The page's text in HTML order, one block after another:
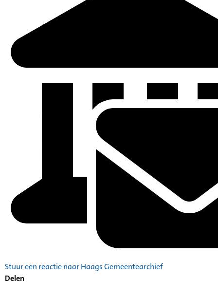
Stuur een reactie naar Haags Gemeentearchief
Delen